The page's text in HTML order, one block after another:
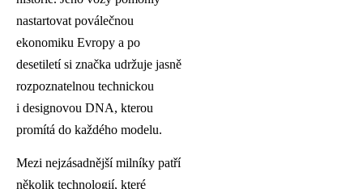
nastartovat poválečnou
ekonomiku Evropy a po
desetiletí si značka udržuje jasně
rozpoznatelnou technickou
i designovou DNA, kterou
promítá do každého modelu.
Mezi nejzásadnější milníky patří
několik technologií, které